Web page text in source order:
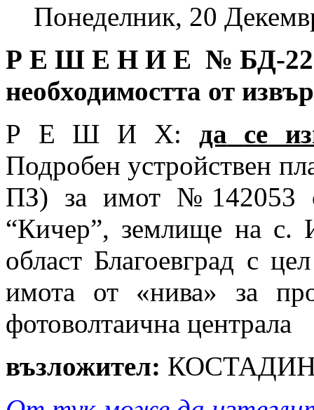
Понеделник, 20
Р Е Ш Е Н И Е № БД-
необходимостта от
Р Е Ш И Х: да
се
Подробен устройствен
ПЗ) за имот №142053
“Кичер”, землище на с.
област Благоевград с
имота от «нива» за
фотоволтаична централа
възложител: